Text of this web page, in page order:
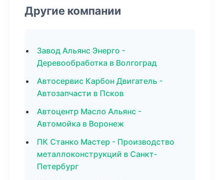
Другие компании
Завод Альянс Энерго -
Деревообработка в Волгоград
Автосервис Карбон Двигатель -
Автозапчасти в Псков
Автоцентр Масло Альянс -
Автомойка в Воронеж
ПК Станко Мастер - Производство
металлоконструкций в Санкт-
Петербург